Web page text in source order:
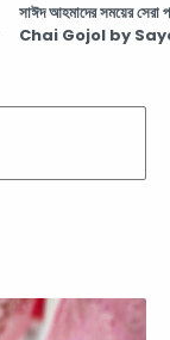
সাঈদ আহমাদের সময়ের
Chai Gojol by